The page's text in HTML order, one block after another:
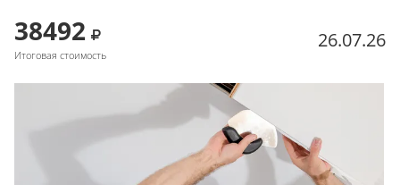
38492
Итоговая стоимость
26.07.26